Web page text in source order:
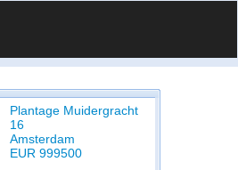
Plantage Muidergracht
16
Amsterdam
EUR 999500